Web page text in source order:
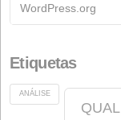
Fichas
Indústria química